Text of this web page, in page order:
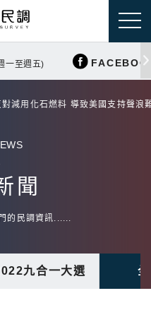
一至週五)
對減用化石燃料 導致美國支持聲浪
聞
的民調資訊......
九合一大選